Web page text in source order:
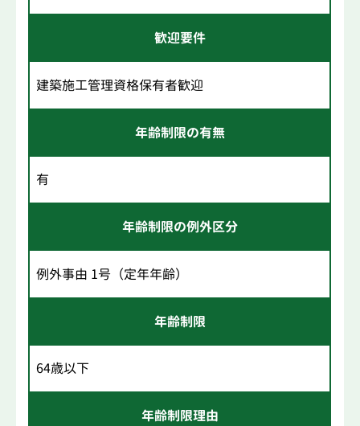
歓迎要件
建築施工管理資格保有者歓迎
年齢制限の有無
有
年齢制限の例外区分
例外事由 1号（定年年齢）
年齢制限
64歳以下
年齢制限理由